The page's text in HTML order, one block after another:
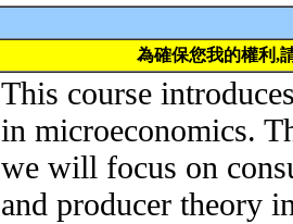
為確保您我的權利,
This course
in microeconomics.
we will focus on
and producer theory